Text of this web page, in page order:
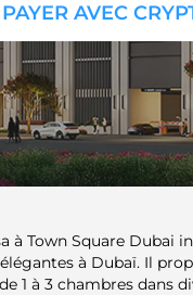
PAYER AVEC
à Town Square Dubai
à Dubaï. Il
1 à 3 chambres dans